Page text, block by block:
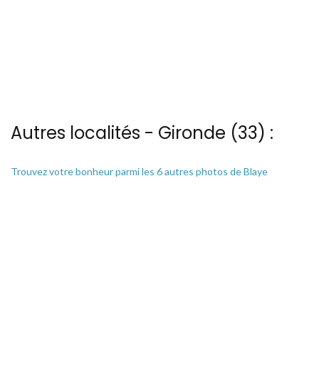
Autres localités - Gironde (33) :
Trouvez votre bonheur parmi les 6 autres photos de Blaye